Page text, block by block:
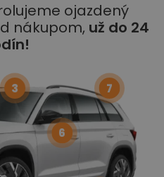
ojazdený
nákupom, už do 24
3
6
7